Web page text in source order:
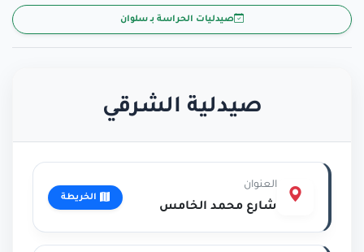
صيدليات الحراسة بـ سلوان
صيدلية الشرقي
العنوان
شارع محمد الخامس
الخريطة